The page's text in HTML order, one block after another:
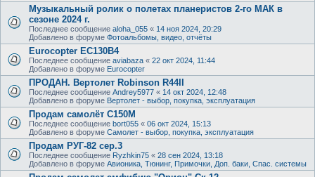
Музыкальный ролик о полетах планеристов 2-го МАК в
сезоне 2024 г.
Последнее сообщение aloha_055 « 14 ноя 2024, 20:29
Добавлено в форуме Фотоальбомы, видео, отчёты
Eurocopter EC130B4
Последнее сообщение aviabaza « 22 окт 2024, 11:44
Добавлено в форуме Eurocopter
ПРОДАН. Вертолет Robinson R44II
Последнее сообщение Andrey5977 « 14 окт 2024, 12:48
Добавлено в форуме Вертолет - выбор, покупка, эксплуатация
Продам самолёт С150М
Последнее сообщение bort055 « 06 окт 2024, 15:13
Добавлено в форуме Самолет - выбор, покупка, эксплуатация
Продам РУГ-82 сер.3
Последнее сообщение Ryzhkin75 « 28 сен 2024, 13:18
Добавлено в форуме Авионика, Тюнинг, Примочки, Доп. баки, Спас. системы